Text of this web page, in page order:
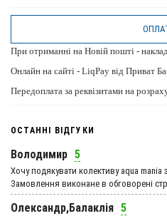
При отриманні на Новій пошті -
Онлайн на сайті - LiqPay від Приват
Передоплата за реквізитами на
ОСТАННІ ВІДГУКИ
Володимир 5
Хочу подякувати колективу aqua
Замовлення виконане в обговорені
Олександр,Балаклія 5